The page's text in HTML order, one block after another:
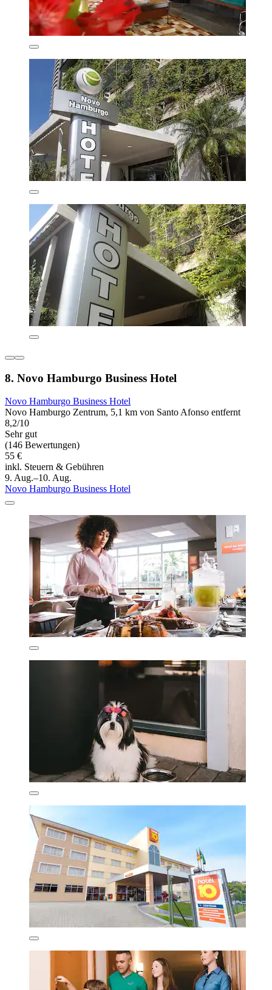
8. Novo Hamburgo Business Hotel
Novo Hamburgo Business Hotel
Novo Hamburgo Zentrum, 5,1 km von Santo Afonso entfernt
8,2/10
Sehr gut
(146 Bewertungen)
55 €
inkl. Steuern & Gebühren
9. Aug.–10. Aug.
Novo Hamburgo Business Hotel